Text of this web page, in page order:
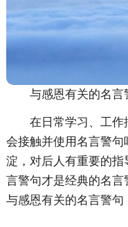
与感恩有关的名言
在日常学习、工
会接触并使用名言警
淀，对后人有重要的
言警句才是经典的名
与感恩有关的名言警句